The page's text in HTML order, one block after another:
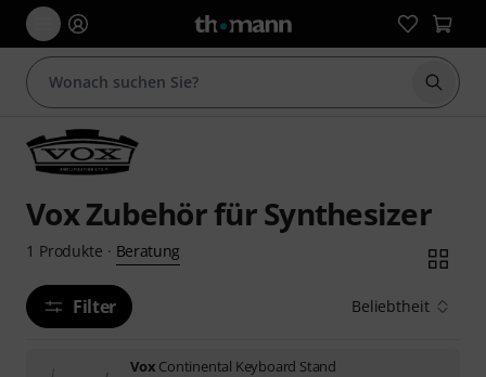
Suche
Vox Zubehör für Synthesizer
1 Produkte · Beratung
Filter Beliebtheit
Vox Continental Keyboard Stand